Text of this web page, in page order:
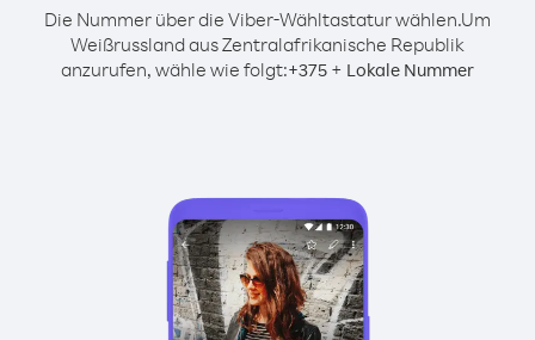
Die Nummer über die Viber-Wähltastatur wählen.Um
Weißrussland aus Zentralafrikanische Republik
anzurufen, wähle wie folgt:+375 + Lokale Nummer